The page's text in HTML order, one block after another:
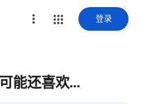
登录
能还喜欢…